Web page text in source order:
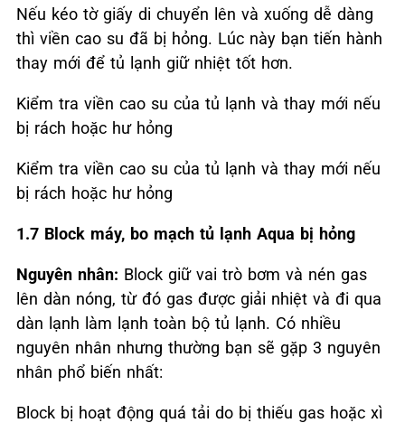
Nếu kéo tờ giấy di chuyển lên và xuống dễ dàng
thì viền cao su đã bị hỏng. Lúc này bạn tiến hành
thay mới để tủ lạnh giữ nhiệt tốt hơn.
Kiểm tra viền cao su của tủ lạnh và thay mới nếu
bị rách hoặc hư hỏng
Kiểm tra viền cao su của tủ lạnh và thay mới nếu
bị rách hoặc hư hỏng
1.7 Block máy, bo mạch tủ lạnh Aqua bị hỏng
Nguyên nhân: Block giữ vai trò bơm và nén gas
lên dàn nóng, từ đó gas được giải nhiệt và đi qua
dàn lạnh làm lạnh toàn bộ tủ lạnh. Có nhiều
nguyên nhân nhưng thường bạn sẽ gặp 3 nguyên
nhân phổ biến nhất:
Block bị hoạt động quá tải do bị thiếu gas hoặc xì